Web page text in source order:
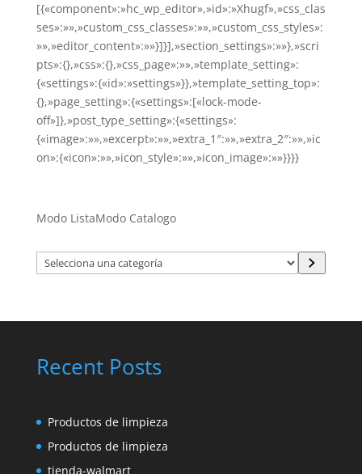
[{«component»:»hc_wp_editor»,»id»:»Xhugf»,»css_clas
ses»:»»,»custom_css_classes»:»»,»custom_css_styles»:
»»,»editor_content»:»»}]}],»section_settings»:»»},»scri
pts»:{},»css»:{},»css_page»:»»,»template_setting»:
{«settings»:{«id»:»settings»}},»template_setting_top»:
{},»page_setting»:{«settings»:[«lock-mode-
off»]},»post_type_setting»:{«settings»:
{«image»:»»,»excerpt»:»»,»extra_1″:»»,»extra_2″:»»,»ic
on»:{«icon»:»»,»icon_style»:»»,»icon_image»:»»}}}}
Modo ListaModo Catalogo
Selecciona
una
Recent Posts
Productos de limpieza
Productos de limpieza
tienda-walmart